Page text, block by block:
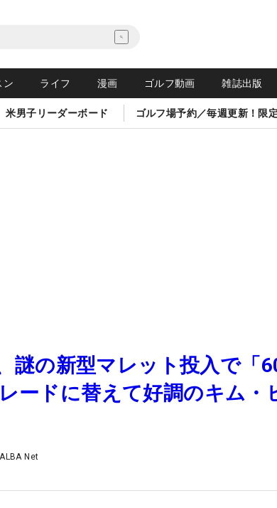
ン ライフ 漫画 ゴルフ動画 雑誌出版
男子リーダーボード ゴルフ場予約／毎週更新！限
謎の新型マレット投入で「
ードに替えて好調のキム・
ALBA Net